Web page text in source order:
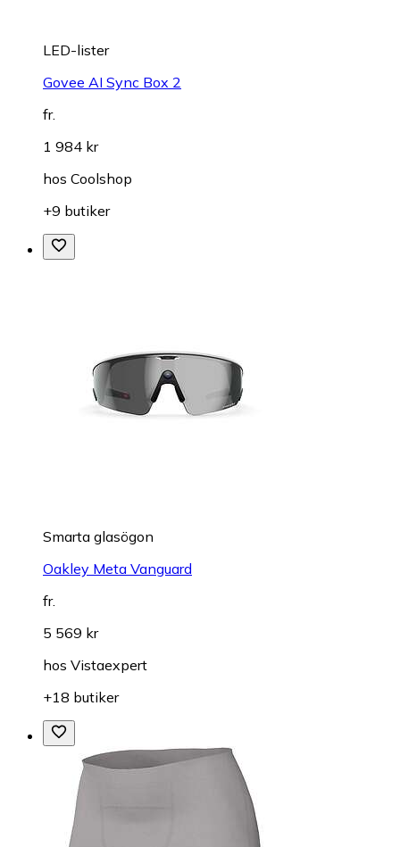
LED-lister
Govee AI Sync Box 2
fr.
1 984 kr
hos Coolshop
+9 butiker
Smarta glasögon
Oakley Meta Vanguard
fr.
5 569 kr
hos Vistaexpert
+18 butiker